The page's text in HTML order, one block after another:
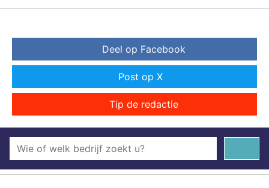
Deel op Facebook
Post op X
Tip de redactie